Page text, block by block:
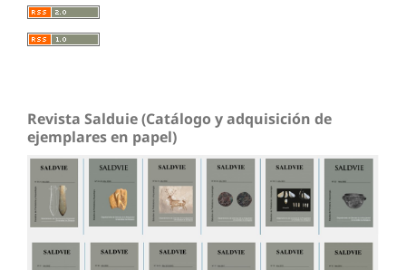
Revista Salduie (Catálogo y adquisición de
ejemplares en papel)